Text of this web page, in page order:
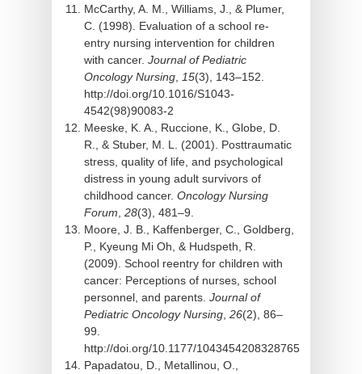
McCarthy, A. M., Williams, J., & Plumer,
C. (1998). Evaluation of a school re-
entry nursing intervention for children
with cancer. Journal of Pediatric
Oncology Nursing
15(3), 143–152.
http://doi.org/10.1016/S1043-
4542(98)90083-2
Meeske, K. A., Ruccione, K., Globe, D.
R., & Stuber, M. L. (2001). Posttraumatic
stress, quality of life, and psychological
distress in young adult survivors of
childhood cancer. Oncology Nursing
Forum 28(3), 481–9.
Moore, J. B., Kaffenberger, C., Goldberg,
P., Kyeung Mi Oh, & Hudspeth, R.
(2009). School reentry for children with
cancer: Perceptions of nurses, school
personnel, and parents. Journal of
Pediatric Oncology Nursing 26(2), 86–
99.
http://doi.org/10.1177/1043454208328765
Papadatou, D., Metallinou, O.,